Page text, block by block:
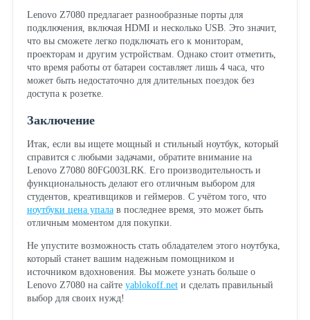
Lenovo Z7080 предлагает разнообразные порты для
подключения, включая HDMI и несколько USB. Это значит,
что вы сможете легко подключать его к мониторам,
проекторам и другим устройствам. Однако стоит отметить,
что время работы от батареи составляет лишь 4 часа, что
может быть недостаточно для длительных поездок без
доступа к розетке.
Заключение
Итак, если вы ищете мощный и стильный ноутбук, который
справится с любыми задачами, обратите внимание на
Lenovo Z7080 80FG003LRK. Его производительность и
функциональность делают его отличным выбором для
студентов, креативщиков и геймеров. С учётом того, что
ноутбуки цена упалав последнее время, это может быть
отличным моментом для покупки.
Не упустите возможность стать обладателем этого ноутбука,
который станет вашим надежным помощником и
источником вдохновения. Вы можете узнать больше о
Lenovo Z7080 на сайте yablokoff.netи сделать правильный
выбор для своих нужд!